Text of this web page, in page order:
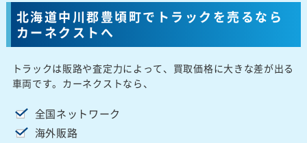
北海道中川郡豊頃町でトラックを売るなら
カーネクストへ
トラックは販路や査定力によって、買取価格に大きな差が出る
車両です。カーネクストなら、
全国ネットワーク
海外販路